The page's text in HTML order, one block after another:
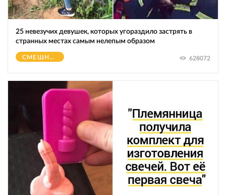
25 невезучих девушек, которых угораздило застрять в
странных местах самым нелепым образом
СМЕШНОЕ 628072